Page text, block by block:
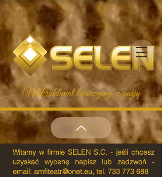
Witamy w firmie SELEN S.C. - jeśli chcesz
uzyskać wycenę napisz lub zadzwoń -
email: amfiteatr@onet.eu, tel. 733 773 688
Mikroklimat tworzymy z pasją